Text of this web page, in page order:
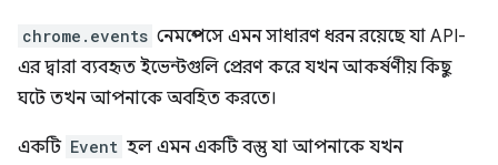
chrome.events নেমস্পেসে এমন সাধারণ ধরন রয়েছে যা API-
এর দ্বারা ব্যবহৃত ইভেন্টগুলি প্রেরণ করে যখন আকর্ষণীয় কিছু
ঘটে তখন আপনাকে অবহিত করতে।
একটি Event হল এমন একটি বস্তু যা আপনাকে যখন